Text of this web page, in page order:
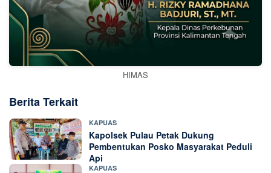
HIMAS
Berita Terkait
KAPUAS
Kapolsek Pulau Petak Dukung
Pembentukan Posko Masyarakat Peduli
Api
KAPUAS